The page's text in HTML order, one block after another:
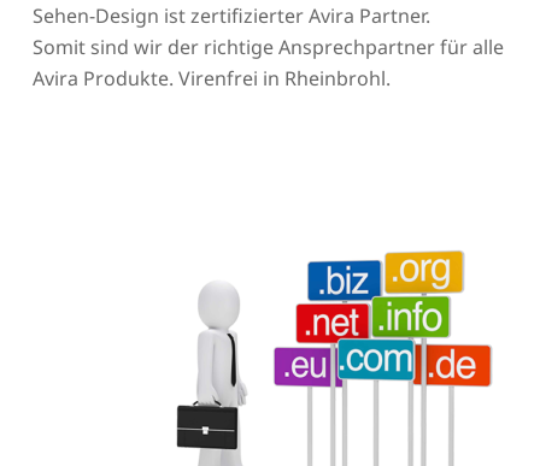
Sehen-Design ist zertifizierter Avira Partner.
Somit sind wir der richtige Ansprechpartner für alle
Avira Produkte. Virenfrei in Rheinbrohl.